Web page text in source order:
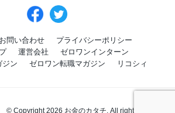
お問い合わせ
プライバシーポリシー
運営会社
ゼロワンインターン
ジン
ゼロワン転職マガジン リコシィ
© Copyright 2026 お金のカタチ. All rights reserved.